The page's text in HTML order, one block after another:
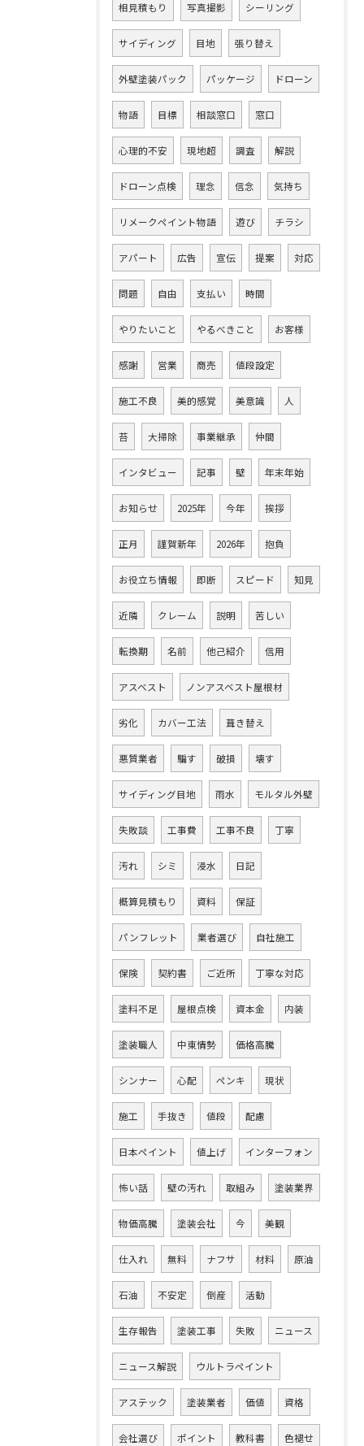
相見積もり 写真撮影 シーリング
サイディング 目地 張り替え
外壁塗装パック パッケージ ドローン
物語 目標 相談窓口 窓口
心理的不安 現地超 調査 解説
ドローン点検 理念 信念 気持ち
リメークペイント物語 遊び チラシ
アパート 広告 宣伝 提案 対応
問題 自由 支払い 時間
やりたいこと やるべきこと お客様
感謝 営業 商売 値段設定
施工不良 美的感覚 美意識 人
苔 大掃除 事業継承 仲間
インタビュー 記事 壁 年末年始
お知らせ 2025年 今年 挨拶
正月 謹賀新年 2026年 抱負
お役立ち情報 即断 スピード 知見
近隣 クレーム 説明 苦しい
転換期 名前 他己紹介 信用
アスベスト ノンアスベスト屋根材
劣化 カバー工法 葺き替え
悪質業者 騙す 破損 壊す
サイディング目地 雨水 モルタル外壁
失敗談 工事費 工事不良 丁寧
汚れ シミ 浸水 日記
概算見積もり 資料 保証
パンフレット 業者選び 自社施工
保険 契約書 ご近所 丁寧な対応
塗料不足 屋根点検 資本金 内装
塗装職人 中東情勢 価格高騰
シンナー 心配 ペンキ 現状
施工 手抜き 値段 配慮
日本ペイント 値上げ インターフォン
怖い話 壁の汚れ 取組み 塗装業界
物価高騰 塗装会社 今 美観
仕入れ 無料 ナフサ 材料 原油
石油 不安定 倒産 活動
生存報告 塗装工事 失敗 ニュース
ニュース解説 ウルトラペイント
アステック 塗装業者 価値 資格
会社選び ポイント 教科書 色褪せ